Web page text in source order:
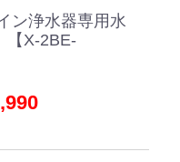
ン浄水器専用水
X-2BE-